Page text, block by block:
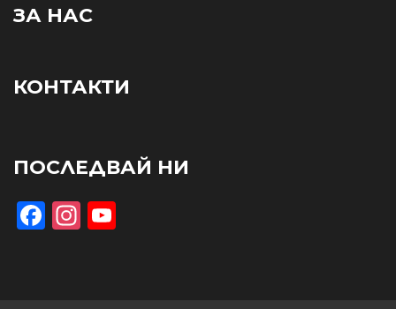
ЗА НАС
КОНТАКТИ
ПОСЛЕДВАЙ НИ
Facebook
Instagram